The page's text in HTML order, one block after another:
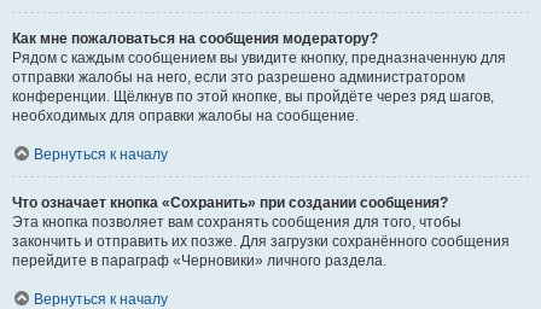
Как мне пожаловаться на сообщения модератору?
Рядом с каждым сообщением вы увидите кнопку, предназначенную для
отправки жалобы на него, если это разрешено администратором
конференции. Щёлкнув по этой кнопке, вы пройдёте через ряд шагов,
необходимых для оправки жалобы на сообщение.
Вернуться к началу
Что означает кнопка «Сохранить» при создании сообщения?
Эта кнопка позволяет вам сохранять сообщения для того, чтобы
закончить и отправить их позже. Для загрузки сохранённого сообщения
перейдите в параграф «Черновики» личного раздела.
Вернуться к началу